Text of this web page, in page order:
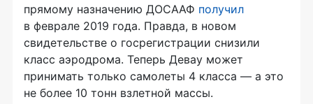
прямому назначению ДОСААФ получил
в феврале 2019 года. Правда, в новом
свидетельстве о госрегистрации снизили
класс аэродрома. Теперь Девау может
принимать только самолеты 4 класса — а это
не более 10 тонн взлетной массы.